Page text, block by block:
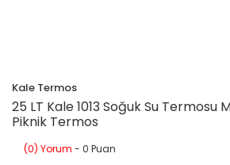
Kale Termos
25 LT Kale 1013 Soğuk Su Termosu
Piknik Termos
(0) Yorum - 0 Puan